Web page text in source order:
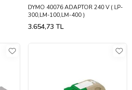
DYMO 40076 ADAPTOR 240 V ( LP-
300,LM-100,LM-400 )
3.654,73 TL